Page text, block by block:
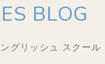
BLOG
グリッシュ スクール